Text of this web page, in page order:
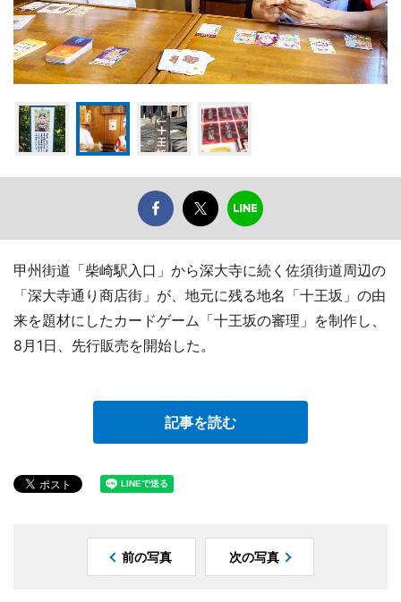
甲州街道「柴崎駅入口」から深大寺に続く佐須街道周辺の
「深大寺通り商店街」が、地元に残る地名「十王坂」の由
来を題材にしたカードゲーム「十王坂の審理」を制作し、
8月1日、先行販売を開始した。
記事を読む
前の写真 次の写真